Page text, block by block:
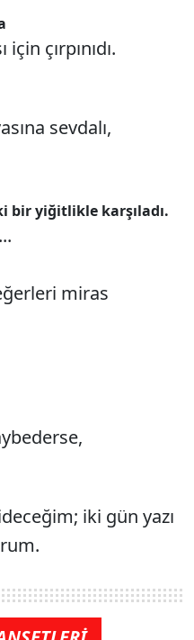
çırpınıdı.
sevdalı,
bir yiğitlikle karşıladı.
miras
iki gün yazı